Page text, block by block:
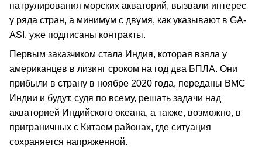
патрулирования морских акваторий, вызвали интерес
у ряда стран, а минимум с двумя, как указывают в GA-
ASI, уже подписаны контракты.
Первым заказчиком стала Индия, которая взяла у
американцев в лизинг сроком на год два БПЛА. Они
прибыли в страну в ноябре 2020 года, переданы ВМС
Индии и будут, судя по всему, решать задачи над
акваторией Индийского океана, а также, возможно, в
приграничных с Китаем районах, где ситуация
сохраняется напряженной.